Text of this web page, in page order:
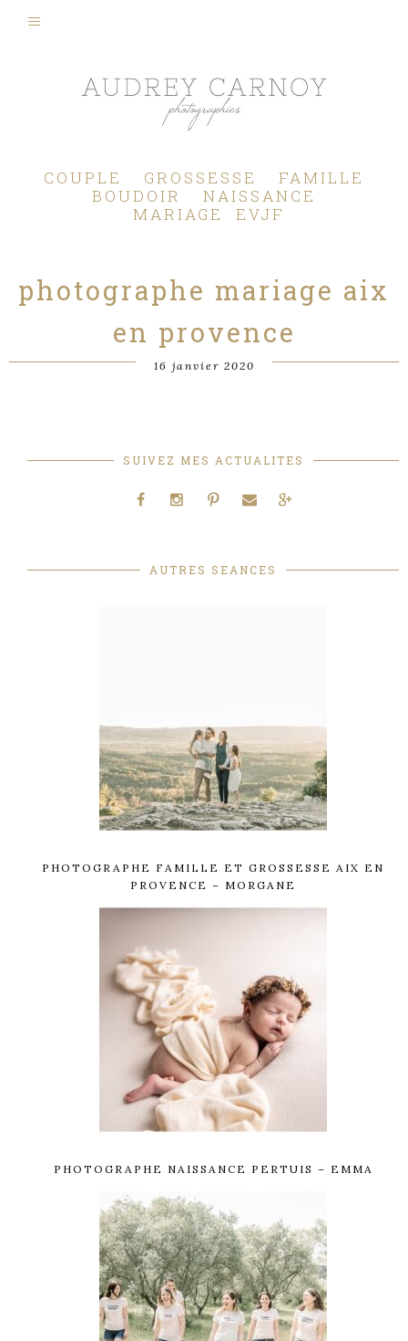
COUPLE GROSSESSE
FAMILLE
BOUDOIR
NAISSANCE
MARIAGE
EVJF
photographe mariage aix
en provence
16 janvier 2020
SUIVEZ MES ACTUALITES
AUTRES SEANCES
PHOTOGRAPHE FAMILLE ET GROSSESSE AIX EN
PROVENCE – MORGANE
PHOTOGRAPHE NAISSANCE PERTUIS – EMMA